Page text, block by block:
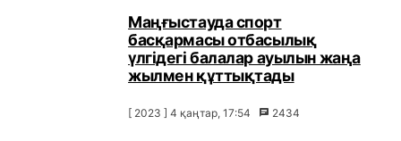
Маңғыстауда спорт
басқармасы отбасылық
үлгідегі балалар ауылын жаңа
жылмен құттықтады
[ 2023 ] 4 қаңтар, 17:54 2434